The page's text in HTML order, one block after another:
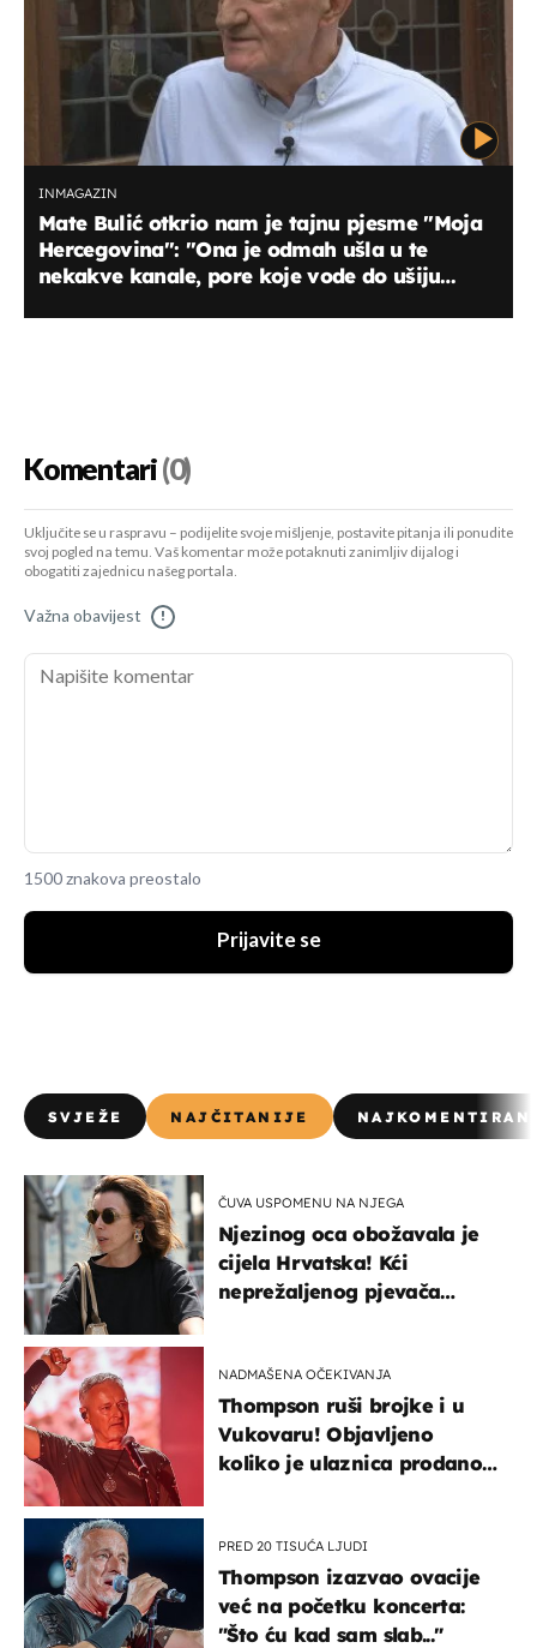
INMAGAZIN
Mate Bulić otkrio nam je tajnu pjesme ''Moja
Hercegovina'': ''Ona je odmah ušla u te
nekakve kanale, pore koje vode do ušiju
Komentari(0)
Uključite se u raspravu – podijelite svoje mišljenje, postavite pitanja ili ponudite
svoj pogled na temu. Vaš komentar može potaknuti zanimljiv dijalog i
obogatiti zajednicu našeg portala.
Važna obavijest !
1500 znakova preostalo
Prijavite se
SVJEŽE NAJČITANIJE
ČUVA USPOMENU NA NJEGA
Njezinog oca obožavala je
cijela Hrvatska! Kći
neprežaljenog pjevača
NADMAŠENA OČEKIVANJA
Thompson ruši brojke i u
Vukovaru! Objavljeno
koliko je ulaznica prodano
PRED 20 TISUĆA LJUDI
Thompson izazvao ovacije
već na početku koncerta:
"Što ću kad sam slab..."